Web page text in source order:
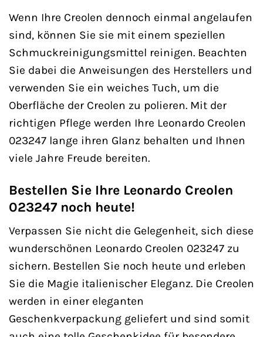
Wenn Ihre Creolen dennoch einmal angelaufen
sind, können Sie sie mit einem speziellen
Schmuckreinigungsmittel reinigen. Beachten
Sie dabei die Anweisungen des Herstellers und
verwenden Sie ein weiches Tuch, um die
Oberfläche der Creolen zu polieren. Mit der
richtigen Pflege werden Ihre Leonardo Creolen
023247 lange ihren Glanz behalten und Ihnen
viele Jahre Freude bereiten.
Bestellen Sie Ihre Leonardo Creolen
023247 noch heute!
Verpassen Sie nicht die Gelegenheit, sich diese
wunderschönen Leonardo Creolen 023247 zu
sichern. Bestellen Sie noch heute und erleben
Sie die Magie italienischer Eleganz. Die Creolen
werden in einer eleganten
Geschenkverpackung geliefert und sind somit